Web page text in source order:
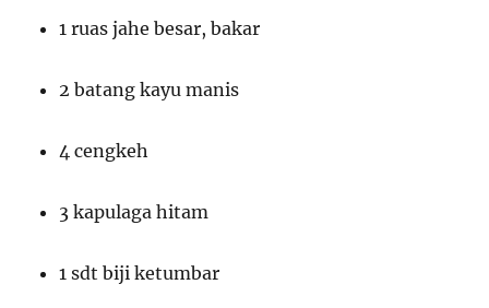
1 ruas jahe besar, bakar
2 batang kayu manis
4 cengkeh
3 kapulaga hitam
1 sdt biji ketumbar